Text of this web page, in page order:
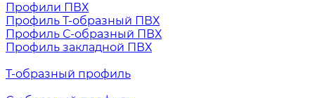
Профили ПВХ
Профиль Т-образный ПВХ
Профиль С-образный ПВХ
Профиль закладной ПВХ
Т-образный профиль